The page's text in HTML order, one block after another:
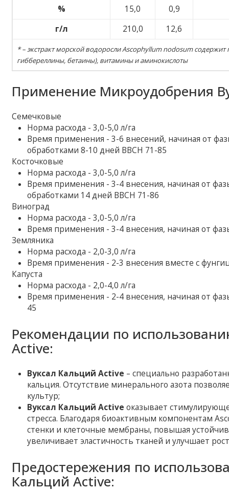
% 15,0
0,9
г/л
210,0 12,6
* – экстракт морской водоросли Ascophyllum nodosum
гиббереллины, бетаины), витамины и аминокислоты
Применение Микроудобрения
Семечковые
Норма расхода - 3,0-5,0 л/га
Время применения - 3-6 внесений, начиная от
обработками 8-10 дней ВВСН 71-85
Косточковые
Норма расхода - 3,0-5,0 л/га
Время применения - 3-4 внесения, начиная от
обработками 14 дней ВВСН 71-86
Виноград
Норма расхода - 3,0-5,0 л/га
Время применения - 3-4 внесения, начиная от
Земляника
Норма расхода - 2,0-3,0 л/га
Время применения - 2-3 внесения вместе с
Капуста
Норма расхода - 2,0-4,0 л/га
Время применения - 2-4 внесения, начиная от
45
Рекомендации по
Active:
Вуксал Кальций Active – специально
кальция. Отсутствие минерального азота
культур;
Вуксал Кальций Active оказывает
стресса. Благодаря биоактивным компонентам
стенки и клеточные мембраны, повышая
увеличивает эластичность тканей и улучшает
Предостережения по
Кальций Active: